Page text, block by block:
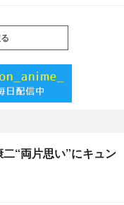
“両片思い”にキュン